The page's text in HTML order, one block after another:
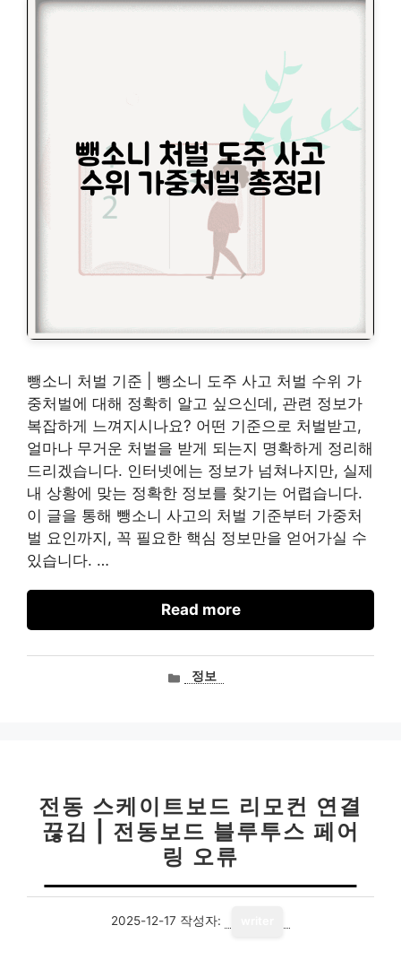
뺑소니 처벌 기준 | 뺑소니 도주 사고 처벌 수위 가
중처벌에 대해 정확히 알고 싶으신데, 관련 정보가
복잡하게 느껴지시나요? 어떤 기준으로 처벌받고,
얼마나 무거운 처벌을 받게 되는지 명확하게 정리해
드리겠습니다. 인터넷에는 정보가 넘쳐나지만, 실제
내 상황에 맞는 정확한 정보를 찾기는 어렵습니다.
이 글을 통해 뺑소니 사고의 처벌 기준부터 가중처
벌 요인까지, 꼭 필요한 핵심 정보만을 얻어가실 수
있습니다. …
Read more
카정보
전동 스케이트보드 리모컨 연결
끊김 | 전동보드 블루투스 페어
링 오류
2025-12-17 작성자: